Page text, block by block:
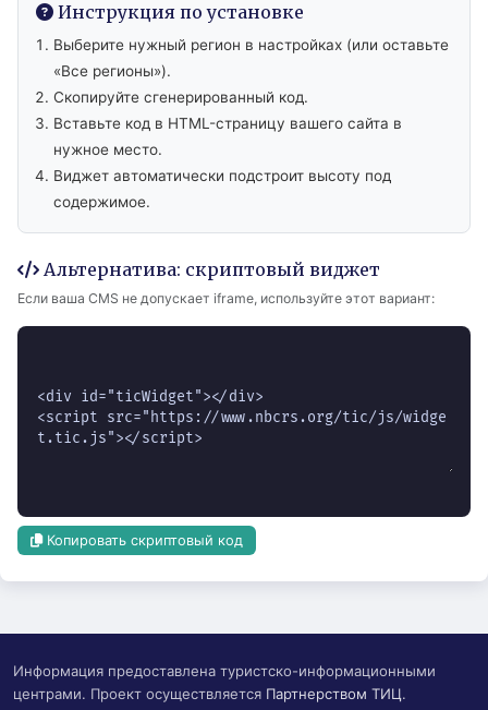
Инструкция по установке
Выберите нужный регион в настройках (или оставьте
«Все регионы»).
Скопируйте сгенерированный код.
Вставьте код в HTML-страницу вашего сайта в
нужное место.
Виджет автоматически подстроит высоту под
содержимое.
Альтернатива: скриптовый виджет
Если ваша CMS не допускает iframe, используйте этот вариант:
Копировать скриптовый код
Информация предоставлена туристско-информационными
центрами. Проект осуществляется Партнерством ТИЦ.